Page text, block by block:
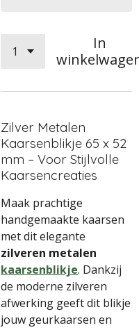
In
Zilver Metalen
Kaarsenblikje 65 x 52
mm – Voor Stijlvolle
Kaarsencreaties
Maak prachtige
handgemaakte kaarsen
met dit elegante
zilveren metalen
kaarsenblikje. Dankzij
de moderne zilveren
afwerking geeft dit blikje
jouw geurkaarsen en